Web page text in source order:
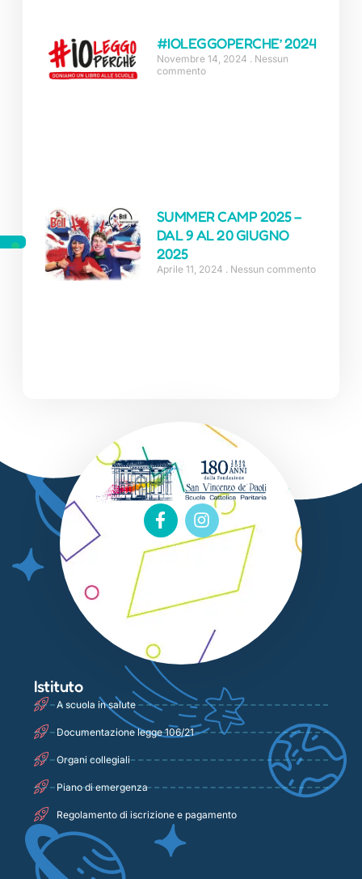
#IOLEGGOPERCHE’ 2024
Novembre 14, 2024 Nessun
commento
SUMMER CAMP 2025 –
DAL 9 AL 20 GIUGNO
2025
Aprile 11, 2024 Nessun commento
Istituto
A scuola in salute
Documentazione legge 106/21
Organi collegiali
Piano di emergenza
Regolamento di iscrizione e pagamento